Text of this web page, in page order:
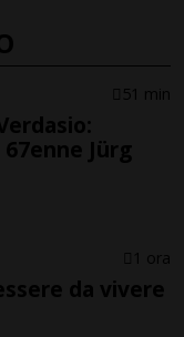
51 min
Jürg
1 ora
da vivere